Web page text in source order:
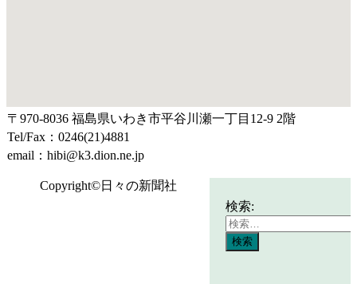
〒970-8036 福島県いわき市平谷川瀬一丁目12-9 2階
Tel/Fax：0246(21)4881
email：hibi@k3.dion.ne.jp
検索:
Copyright©日々の新聞社